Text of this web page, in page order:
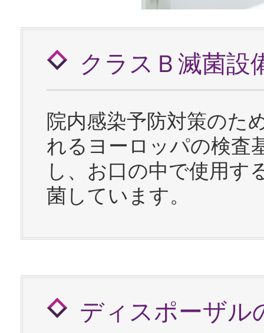
クラスＢ滅菌設
院内感染予防対策のた
れるヨーロッパの検査
し、お口の中で使用す
菌しています。
ディスポーザル